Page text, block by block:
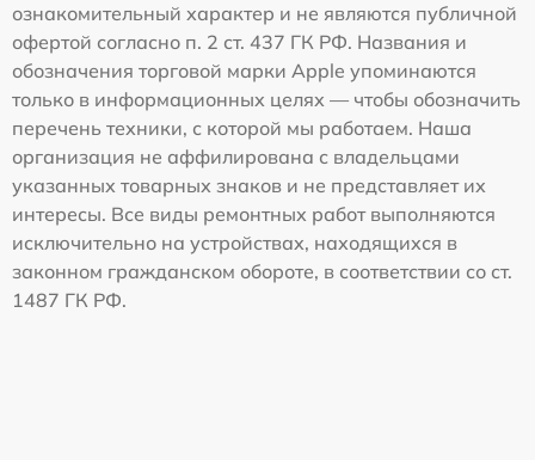
ознакомительный характер и не являются публичной
офертой согласно п. 2 ст. 437 ГК РФ. Названия и
обозначения торговой марки Apple упоминаются
только в информационных целях — чтобы обозначить
перечень техники, с которой мы работаем. Наша
организация не аффилирована с владельцами
указанных товарных знаков и не представляет их
интересы. Все виды ремонтных работ выполняются
исключительно на устройствах, находящихся в
законном гражданском обороте, в соответствии со ст.
1487 ГК РФ.